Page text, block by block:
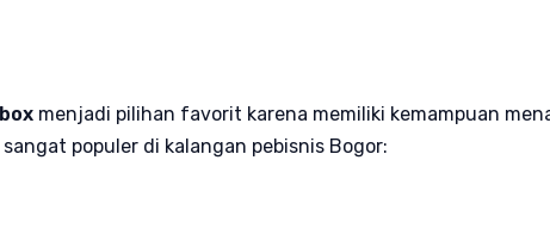
menjadi pilihan favorit karena memiliki kemampuan
populer di kalangan pebisnis Bogor: